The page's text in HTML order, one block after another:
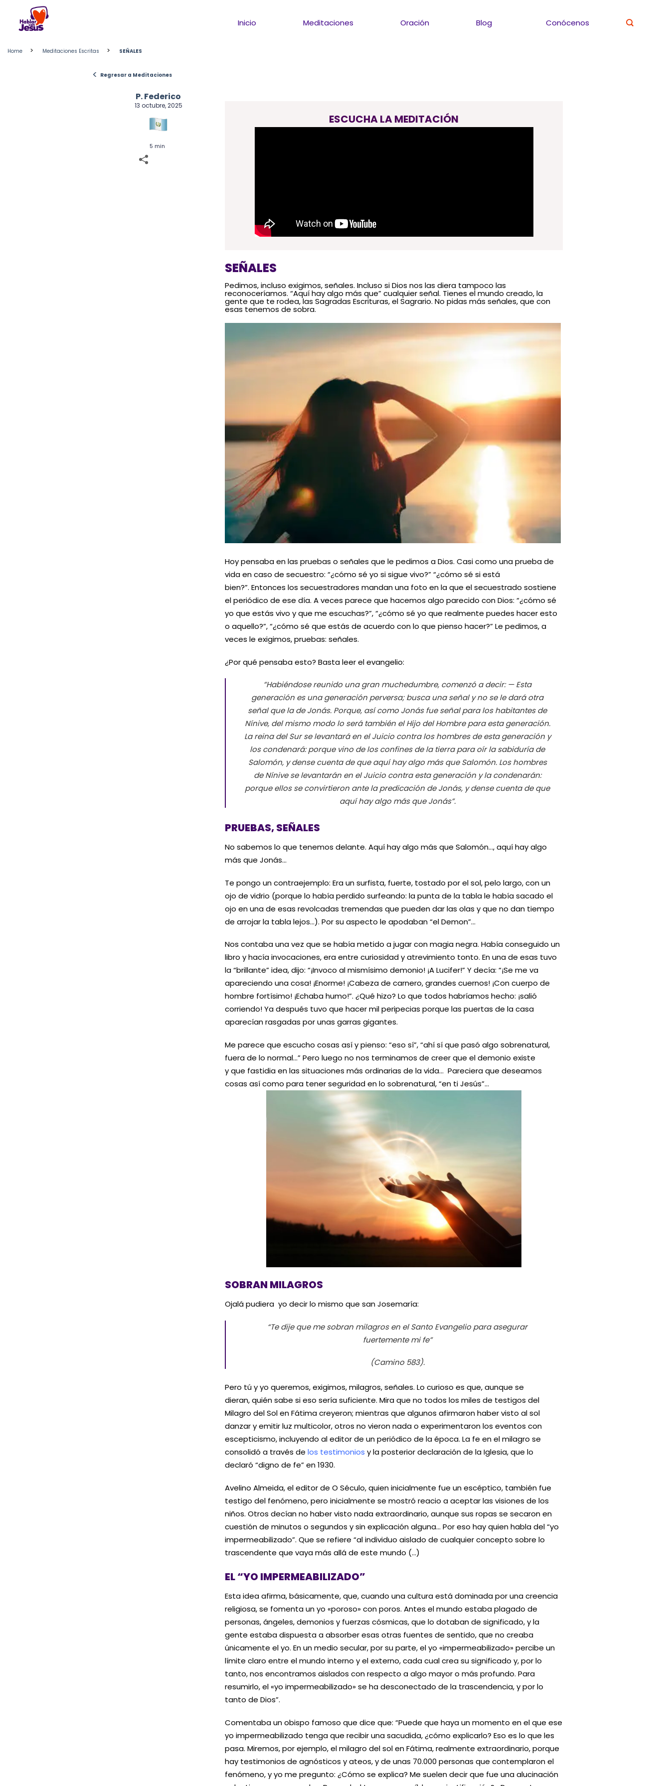
content
Inicio Meditaciones Oración Blog Conócenos
Home > Meditaciones Escritas > SEÑALES
< Regresar a Meditaciones
P. Federico
13 octubre, 2025
5 min
ESCUCHA LA MEDITACIÓN
SEÑALES
Pedimos, incluso exigimos, señales. Incluso si Dios nos las diera tampoco las
reconoceríamos. “Aquí hay algo más que” cualquier señal. Tienes el mundo creado, la
gente que te rodea, las Sagradas Escrituras, el Sagrario. No pidas más señales, que con
esas tenemos de sobra.
Hoy pensaba en las pruebas o señales que le pedimos a Dios. Casi como una prueba de
vida en caso de secuestro: “¿cómo sé yo si sigue vivo?” “¿cómo sé si está
bien?”. Entonces los secuestradores mandan una foto en la que el secuestrado sostiene
el periódico de ese día. A veces parece que hacemos algo parecido con Dios: “¿cómo sé
yo que estás vivo y que me escuchas?”, “¿cómo sé yo que realmente puedes hacer esto
o aquello?”, “¿cómo sé que estás de acuerdo con lo que pienso hacer?” Le pedimos, a
veces le exigimos, pruebas: señales.
¿Por qué pensaba esto? Basta leer el evangelio:
”Habiéndose reunido una gran muchedumbre, comenzó a decir: — Esta
generación es una generación perversa; busca una señal y no se le dará otra
señal que la de Jonás. Porque, así como Jonás fue señal para los habitantes de
Nínive, del mismo modo lo será también el Hijo del Hombre para esta generación.
La reina del Sur se levantará en el Juicio contra los hombres de esta generación y
los condenará: porque vino de los confines de la tierra para oír la sabiduría de
Salomón, y dense cuenta de que aquí hay algo más que Salomón. Los hombres
de Nínive se levantarán en el Juicio contra esta generación y la condenarán:
porque ellos se convirtieron ante la predicación de Jonás, y dense cuenta de que
aquí hay algo más que Jonás”.
PRUEBAS, SEÑALES
No sabemos lo que tenemos delante. Aquí hay algo más que Salomón…, aquí hay algo
más que Jonás…
Te pongo un contraejemplo: Era un surfista, fuerte, tostado por el sol, pelo largo, con un
ojo de vidrio (porque lo había perdido surfeando: la punta de la tabla le había sacado el
ojo en una de esas revolcadas tremendas que pueden dar las olas y que no dan tiempo
de arrojar la tabla lejos…). Por su aspecto le apodaban “el Demon”…
Nos contaba una vez que se había metido a jugar con magia negra. Había conseguido un
libro y hacía invocaciones, era entre curiosidad y atrevimiento tonto. En una de esas tuvo
la “brillante” idea, dijo: “¡Invoco al mismísimo demonio! ¡A Lucifer!” Y decía: “¡Se me va
apareciendo una cosa! ¡Enorme! ¡Cabeza de carnero, grandes cuernos! ¡Con cuerpo de
hombre fortísimo! ¡Echaba humo!”. ¿Qué hizo? Lo que todos habríamos hecho: ¡salió
corriendo! Ya después tuvo que hacer mil peripecias porque las puertas de la casa
aparecían rasgadas por unas garras gigantes.
Me parece que escucho cosas así y pienso: “eso sí”, “ahí sí que pasó algo sobrenatural,
fuera de lo normal…” Pero luego no nos terminamos de creer que el demonio existe
y que fastidia en las situaciones más ordinarias de la vida… Pareciera que deseamos
cosas así como para tener seguridad en lo sobrenatural, “en ti Jesús”…
SOBRAN MILAGROS
Ojalá pudiera yo decir lo mismo que san Josemaría:
“Te dije que me sobran milagros en el Santo Evangelio para asegurar
fuertemente mi fe”
(Camino 583).
Pero tú y yo queremos, exigimos, milagros, señales. Lo curioso es que, aunque se
dieran, quién sabe si eso sería suficiente. Mira que no todos los miles de testigos del
Milagro del Sol en Fátima creyeron; mientras que algunos afirmaron haber visto al sol
danzar y emitir luz multicolor, otros no vieron nada o experimentaron los eventos con
escepticismo, incluyendo al editor de un periódico de la época. La fe en el milagro se
consolidó a través de los testimonios y la posterior declaración de la Iglesia, que lo
declaró “digno de fe” en 1930.
Avelino Almeida, el editor de O Século, quien inicialmente fue un escéptico, también fue
testigo del fenómeno, pero inicialmente se mostró reacio a aceptar las visiones de los
niños. Otros decían no haber visto nada extraordinario, aunque sus ropas se secaron en
cuestión de minutos o segundos y sin explicación alguna… Por eso hay quien habla del “yo
impermeabilizado”. Que se refiere “al individuo aislado de cualquier concepto sobre lo
trascendente que vaya más allá de este mundo (…)
EL “YO IMPERMEABILIZADO”
Esta idea afirma, básicamente, que, cuando una cultura está dominada por una creencia
religiosa, se fomenta un yo «poroso» con poros. Antes el mundo estaba plagado de
personas, ángeles, demonios y fuerzas cósmicas, que lo dotaban de significado, y la
gente estaba dispuesta a absorber esas otras fuentes de sentido, que no creaba
únicamente el yo. En un medio secular, por su parte, el yo «impermeabilizado» percibe un
límite claro entre el mundo interno y el externo, cada cual crea su significado y, por lo
tanto, nos encontramos aislados con respecto a algo mayor o más profundo. Para
resumirlo, el «yo impermeabilizado» se ha desconectado de la trascendencia, y por lo
tanto de Dios”.
Comentaba un obispo famoso que dice que: “Puede que haya un momento en el que ese
yo impermeabilizado tenga que recibir una sacudida, ¿cómo explicarlo? Eso es lo que les
pasa. Miremos, por ejemplo, el milagro del sol en Fátima, realmente extraordinario, porque
hay testimonios de agnósticos y ateos, y de unas 70.000 personas que contemplaron el
fenómeno, y yo me pregunto: ¿Cómo se explica? Me suelen decir que fue una alucinación